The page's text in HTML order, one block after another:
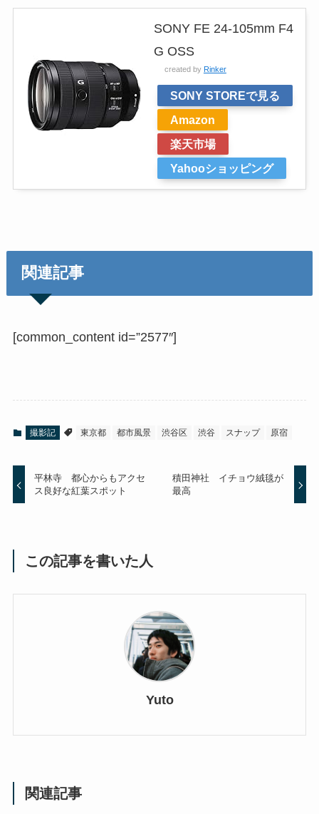
SONY FE 24-105mm F4
G OSS
created by Rinker
SONY STOREで見る
Amazon
楽天市場
Yahooショッピング
関連記事
[common_content id=”2577″]
撮影記 東京都 都市風景 渋谷区 渋谷 スナップ 原宿
平林寺 都心からもアクセ
ス良好な紅葉スポット
積田神社 イチョウ絨毯が
最高
この記事を書いた人
Yuto
関連記事